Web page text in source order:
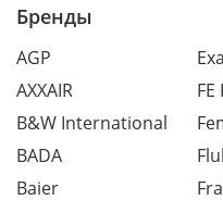
Бренды
AGP
AXXAIR
B&W International
BADA
Baier